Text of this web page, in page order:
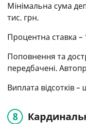
Мінімальна сума
тис. грн.
Процентна ставка –
Поповнення та
передбачені.
Виплата відсотків –